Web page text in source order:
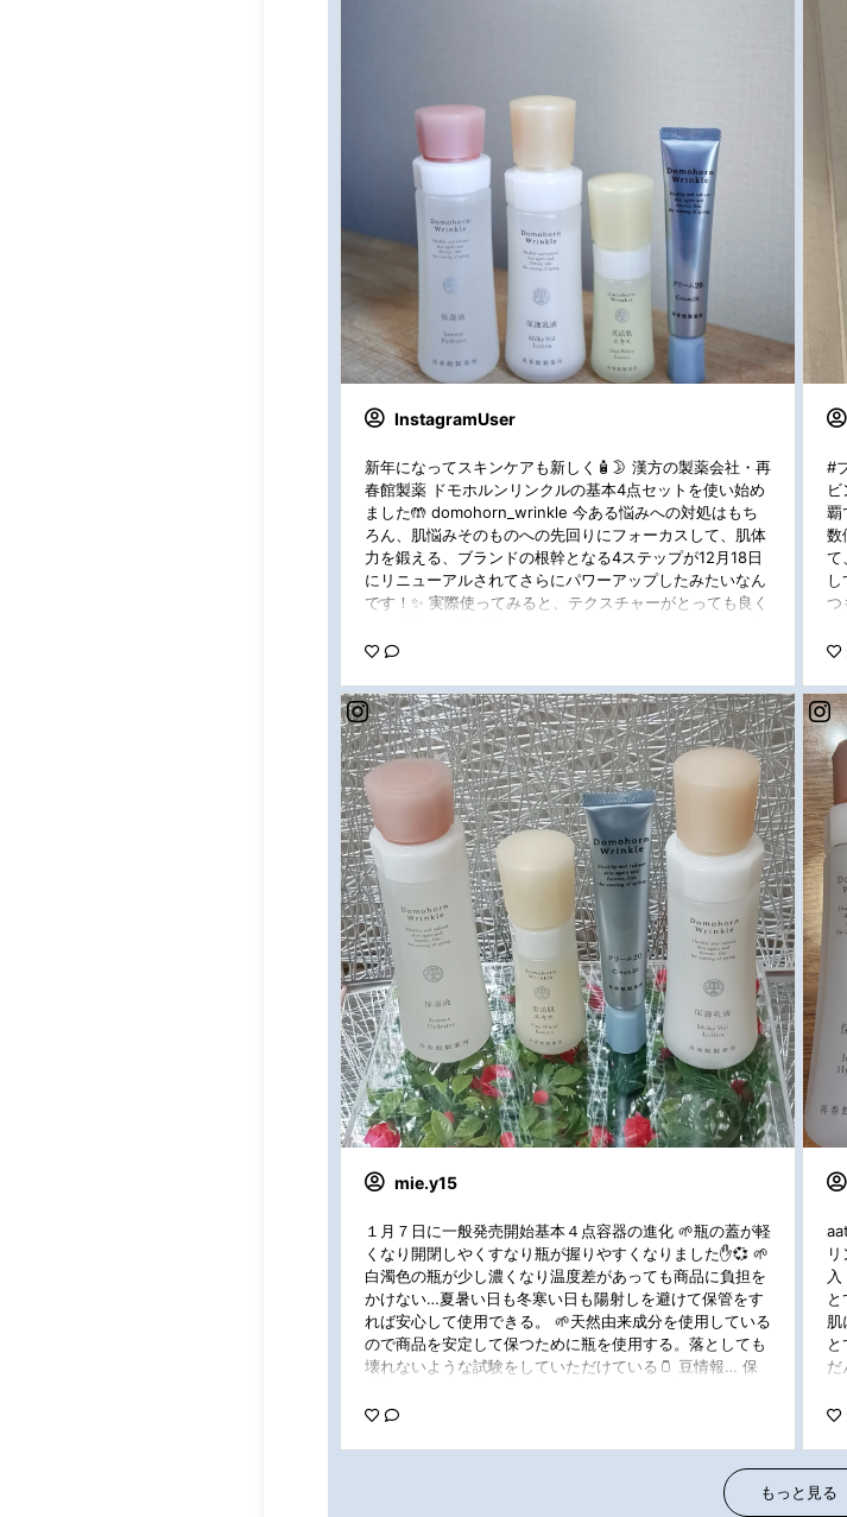
InstagramUser
新年になってスキンケアも新しく🧴🌛 漢方の製薬会社・再
春館製薬 ドモホルンリンクルの基本4点セットを使い始め
ました🤲 domohorn_wrinkle 今ある悩みへの対処はもち
ろん、肌悩みそのものへの先回りにフォーカスして、肌体
力を鍛える、ブランドの根幹となる4ステップが12月18日
にリニューアルされてさらにパワーアップしたみたいなん
です！✨ 実際使ってみると、テクスチャーがとっても良く
地。 クリーム20は特に好きだった！ ハリが気になる人に
ししていたけど心強かったよ！ むしろメイクのりも良かっ
た気が...💭 年齢とともに気になるところがたくさん出てき
てスキンケア迷子だったので、同じようなお悩みの方は一
度お試ししてほしいです🫶 #PR #ドモホルンリンクル #再
春館製薬所 #スキンケア #エイジングケア #コスメ #化粧
水 #美容液 #クリーム #ドモ活 #新ドモ #リニューアル
#
覇
数
て
つ
mie.y15
１月７日に一般発売開始基本４点容器の進化 🌱瓶の蓋が軽
くなり開閉しやくすなり瓶が握りやすくなりました✋💞 🌱
白濁色の瓶が少し濃くなり温度差があっても商品に負担を
かけない…夏暑い日も冬寒い日も陽射しを避けて保管をす
れば安心して使用できる。 🌱天然由来成分を使用している
ので商品を安定して保つために瓶を使用する。落としても
壊れないような試験をしていただけている🫙 豆情報… 保
て適量サイズになっています☺️ ドモの心遣いが商品の色ん
肌
だ
自
もっと見る